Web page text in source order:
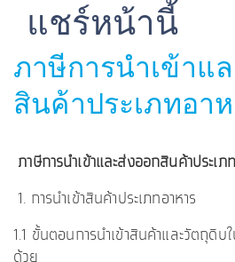
ความรู้เกี่ยวกับธุรกิจ
SME Focus Magazine
คำนวณสินเชื่อเบื้องต้น
ค้นหาจุดบริการ
FOLLOW USKrungthai SME​
แชร์หน้านี้
Facebook
ภาษีการนำเข้าแ
สินค้าประเภทอา
ภาษีการนำเข้าและส่งออกสินค้าประเภ
1. การนำเข้าสินค้าประเภทอาหาร
1.1 ขั้นตอนการนำเข้าสินค้าและวัตถุดิบ